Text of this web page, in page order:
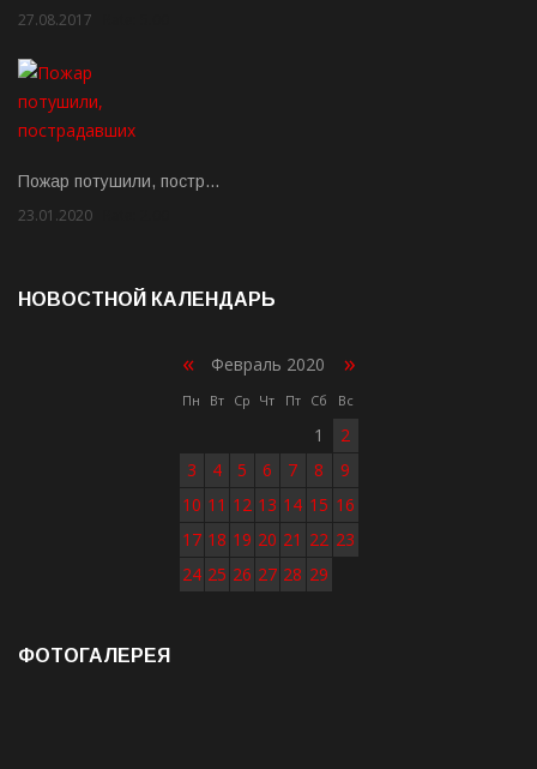
27.08.2017
Пожар потушили, постр…
23.01.2020
НОВОСТНОЙ КАЛЕНДАРЬ
« Февраль 2020 »
Пн Вт Ср Чт Пт Сб Вс
1
2
3
4 5 6 7 8
9
10 11 12 13 14 15 16
17 18 19 20 21 22 23
24 25 26 27 28 29
ФОТОГАЛЕРЕЯ